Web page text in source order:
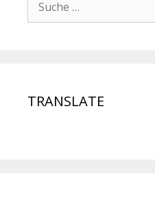
TRANSLATE